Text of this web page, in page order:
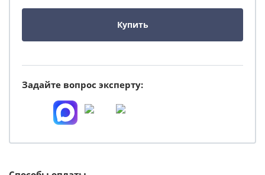
Купить
Задайте вопрос эксперту: